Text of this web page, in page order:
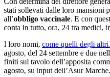
stati sollevati dalle loro mansioni
all’obbligo vaccinale. E con
conta in tutto, ora, 24 tra medici,
I loro nomi, come quelli degli altri
agosto, del 24 settembre e due
finiti sul tavolo dell’apposita
agosto, su input dell’Asur Marche.